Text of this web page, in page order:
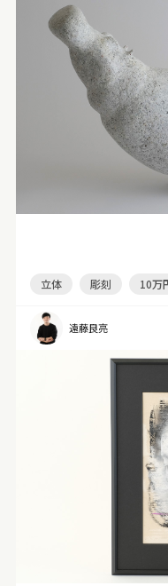
立体 彫刻 10万
遠藤良亮